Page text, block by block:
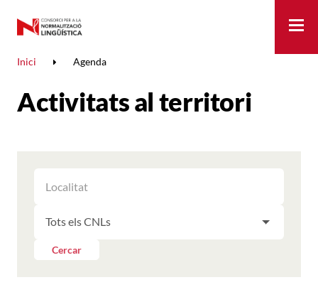
Inici Agenda
Activitats al territori
ELS
RESULTATS
LES
PER
LES
Cercar